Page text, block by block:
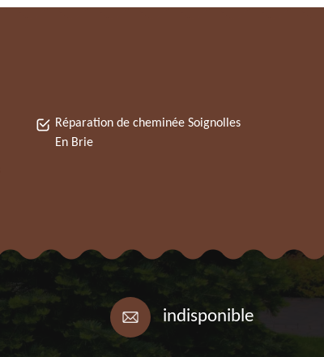
Réparation de cheminée Soignolles
En Brie
indisponible